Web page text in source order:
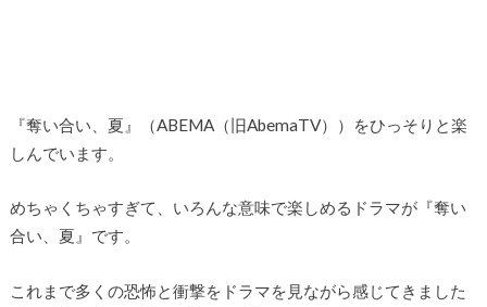
『奪い合い、夏』（ABEMA（旧AbemaTV））をひっそりと楽
しんでいます。
めちゃくちゃすぎて、いろんな意味で楽しめるドラマが『奪い
合い、夏』です。
これまで多くの恐怖と衝撃をドラマを見ながら感じてきました